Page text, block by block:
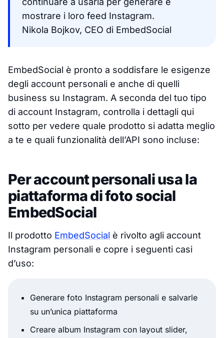
mostrare i loro feed Instagram.
Nikola Bojkov, CEO di EmbedSocial
EmbedSocial è pronto a soddisfare le esigenze
degli account personali e anche di quelli
business su Instagram. A seconda del tuo tipo
di account Instagram, controlla i dettagli qui
sotto per vedere quale prodotto si adatta meglio
a te e quali funzionalità dell’API sono incluse:
Per account personali usa la
piattaforma di foto social
EmbedSocial
Il prodotto EmbedSocial è rivolto agli account
Instagram personali e copre i seguenti casi
d’uso:
Generare foto Instagram personali e salvarle
su un’unica piattaforma
Creare album Instagram con layout slider,